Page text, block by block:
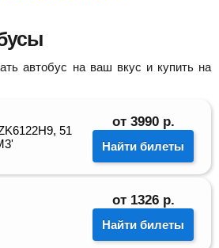
автобус на ваш вкус и купить на
51
от 3990 р.
Найти билеты
от 1326 р.
Найти билеты